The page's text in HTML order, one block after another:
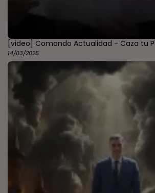
[video] Comando Actualidad - Caza tu
14/03/2025